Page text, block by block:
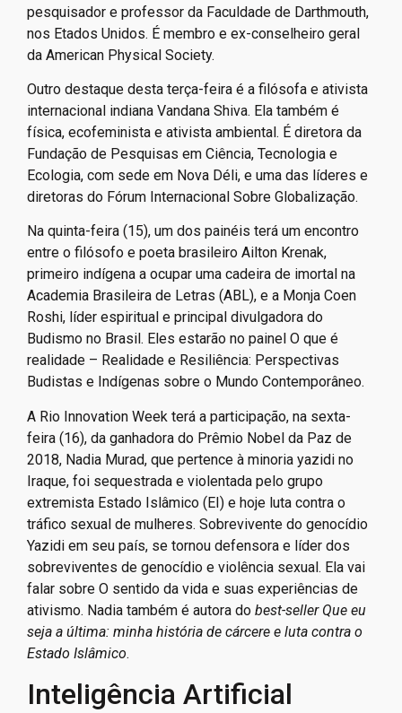
pesquisador e professor da Faculdade de Darthmouth,
nos Etados Unidos. É membro e ex-conselheiro geral
da American Physical Society.
Outro destaque desta terça-feira é a filósofa e ativista
internacional indiana Vandana Shiva. Ela também é
física, ecofeminista e ativista ambiental. É diretora da
Fundação de Pesquisas em Ciência, Tecnologia e
Ecologia, com sede em Nova Déli, e uma das líderes e
diretoras do Fórum Internacional Sobre Globalização.
Na quinta-feira (15), um dos painéis terá um encontro
entre o filósofo e poeta brasileiro Ailton Krenak,
primeiro indígena a ocupar uma cadeira de imortal na
Academia Brasileira de Letras (ABL), e a Monja Coen
Roshi, líder espiritual e principal divulgadora do
Budismo no Brasil. Eles estarão no painel O que é
realidade – Realidade e Resiliência: Perspectivas
Budistas e Indígenas sobre o Mundo Contemporâneo.
A Rio Innovation Week terá a participação, na sexta-
feira (16), da ganhadora do Prêmio Nobel da Paz de
2018, Nadia Murad, que pertence à minoria yazidi no
Iraque, foi sequestrada e violentada pelo grupo
extremista Estado Islâmico (EI) e hoje luta contra o
tráfico sexual de mulheres. Sobrevivente do genocídio
Yazidi em seu país, se tornou defensora e líder dos
sobreviventes de genocídio e violência sexual. Ela vai
falar sobre O sentido da vida e suas experiências de
ativismo. Nadia também é autora do best-seller Que eu
seja a última: minha história de cárcere e luta contra o
Estado Islâmico.
Inteligência Artificial